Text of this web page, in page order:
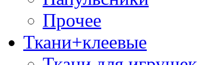
Прочее
Ткани+клеевые